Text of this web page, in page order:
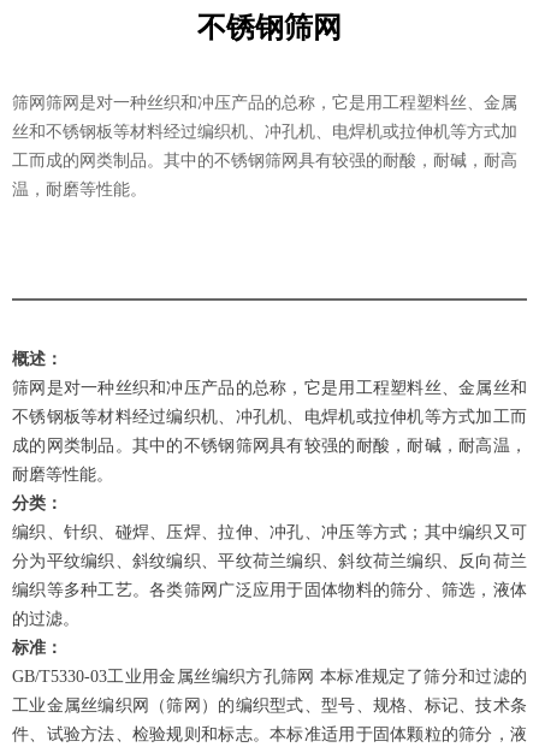
不锈钢筛网
概述：
筛网是对一种丝织和冲压产品的总称，它是用工程塑料丝、金属丝和
不锈钢板等材料经过编织机、冲孔机、电焊机或拉伸机等方式加工而
成的网类制品。其中的不锈钢筛网具有较强的耐酸，耐碱，耐高温，
耐磨等性能。
分类：
编织、针织、碰焊、压焊、拉伸、冲孔、冲压等方式；其中编织又可
分为平纹编织、斜纹编织、平纹荷兰编织、斜纹荷兰编织、反向荷兰
编织等多种工艺。各类筛网广泛应用于固体物料的筛分、筛选，液体
的过滤。
标准：
GB/T5330-03工业用金属丝编织方孔筛网 本标准规定了筛分和过滤的
工业金属丝编织网（筛网）的编织型式、型号、规格、标记、技术条
件、试验方法、检验规则和标志。本标准适用于固体颗粒的筛分，液
筛网筛网是对一种丝织和冲压产品的总称，它是用工程塑料丝、金属
丝和不锈钢板等材料经过编织机、冲孔机、电焊机或拉伸机等方式加
工而成的网类制品。其中的不锈钢筛网具有较强的耐酸，耐碱，耐高
温，耐磨等性能。